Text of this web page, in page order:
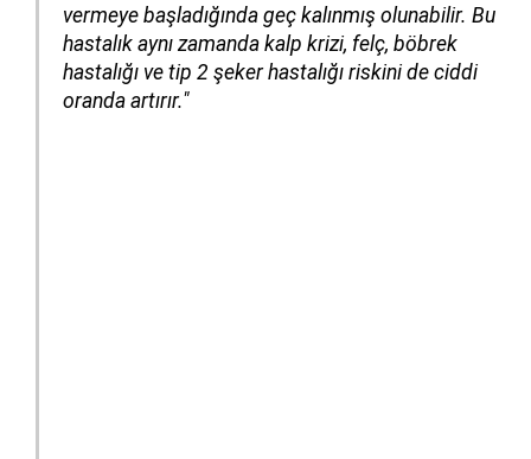
vermeye başladığında geç kalınmış olunabilir. Bu
hastalık aynı zamanda kalp krizi, felç, böbrek
hastalığı ve tip 2 şeker hastalığı riskini de ciddi
oranda artırır."